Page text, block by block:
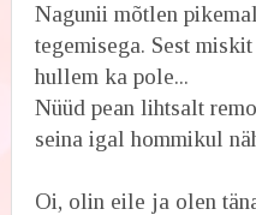
Nagunii mõtlen
tegemisega. Sest
hullem ka pole...
Nüüd pean lihtsalt
seina igal hommikul
Oi, olin eile ja olen